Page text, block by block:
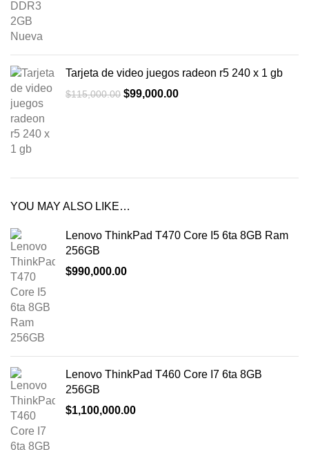
Tarjeta de video juegos radeon r5 240 x 1 gb
$115,000.00 El
$99,000.00El
YOU MAY ALSO LIKE…
Lenovo ThinkPad T470 Core I5 6ta 8GB Ram
256GB
$990,000.00
Lenovo ThinkPad T460 Core I7 6ta 8GB
256GB
$1,100,000.00